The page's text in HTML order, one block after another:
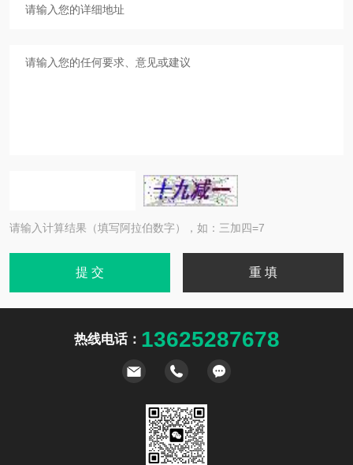
请输入计算结果（填写阿拉伯数字），如：三加四=7
热线电话： 13625287678